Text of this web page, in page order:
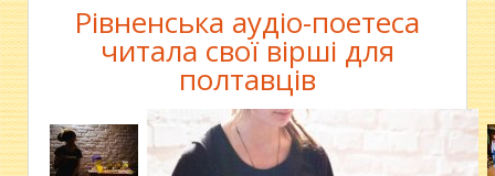
Рівненська аудіо-поетеса
читала свої вірші для
полтавців